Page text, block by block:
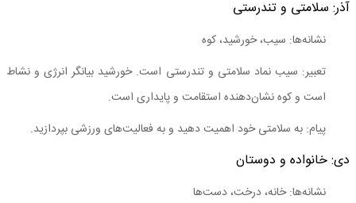
آذر: سلامتی و تندرستی
نشانه‌ها: سیب، خورشید، کوه
تعبیر: سیب نماد سلامتی و تندرستی است. خورشید بیانگر انرژی و نشاط
است و کوه نشان‌دهنده استقامت و پایداری است.
پیام: به سلامتی خود اهمیت دهید و به فعالیت‌های ورزشی بپردازید.
دی: خانواده و دوستان
نشانه‌ها: خانه، درخت، دست‌ها